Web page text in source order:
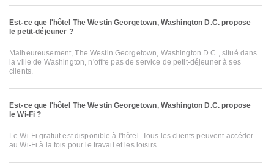
Est-ce que l'hôtel The Westin Georgetown, Washington D.C. propose
le petit-déjeuner ?
Malheureusement, The Westin Georgetown, Washington D.C., situé dans
la ville de Washington, n'offre pas de service de petit-déjeuner à ses
clients.
Est-ce que l'hôtel The Westin Georgetown, Washington D.C. propose
le Wi-Fi ?
Le Wi-Fi gratuit est disponible à l'hôtel. Tous les clients peuvent accéder
au Wi-Fi à la fois pour le travail et les loisirs.